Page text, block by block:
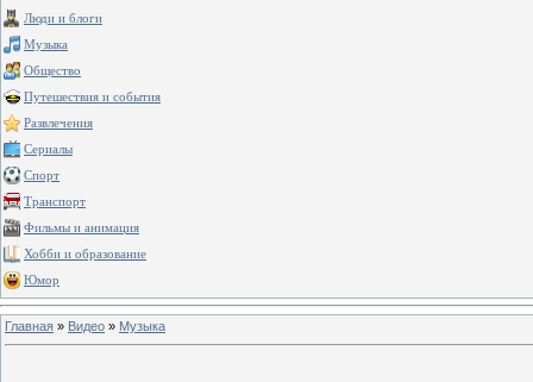
Люди и блоги
Музыка
Общество
Путешествия и события
Развлечения
Сериалы
Спорт
Транспорт
Фильмы и анимация
Хобби и образование
Юмор
Главная » Видео » Музыка